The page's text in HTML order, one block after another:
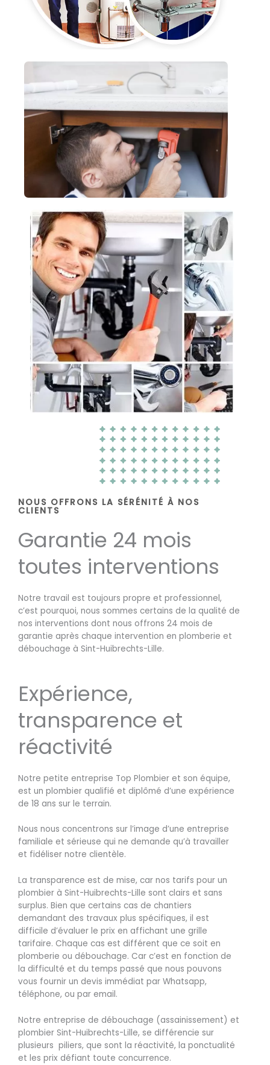
NOUS OFFRONS LA SÉRÉNITÉ À NOS
CLIENTS
Garantie 24 mois
toutes interventions
Notre travail est toujours propre et professionnel,
c’est pourquoi, nous sommes certains de la qualité de
nos interventions dont nous offrons 24 mois de
garantie après chaque intervention en plomberie et
débouchage à Sint-Huibrechts-Lille.
Expérience,
transparence et
réactivité
Notre petite entreprise Top Plombier et son équipe,
est un plombier qualifié et diplômé d’une expérience
de 18 ans sur le terrain.
Nous nous concentrons sur l’image d’une entreprise
familiale et sérieuse qui ne demande qu’à travailler
et fidéliser notre clientèle.
La transparence est de mise, car nos tarifs pour un
plombier à Sint-Huibrechts-Lille sont clairs et sans
surplus. Bien que certains cas de chantiers
demandant des travaux plus spécifiques, il est
difficile d’évaluer le prix en affichant une grille
tarifaire. Chaque cas est différent que ce soit en
plomberie ou débouchage. Car c’est en fonction de
la difficulté et du temps passé que nous pouvons
vous fournir un devis immédiat par Whatsapp,
téléphone, ou par email.
Notre entreprise de débouchage (assainissement) et
plombier Sint-Huibrechts-Lille, se différencie sur
plusieurs piliers, que sont la réactivité, la ponctualité
et les prix défiant toute concurrence.